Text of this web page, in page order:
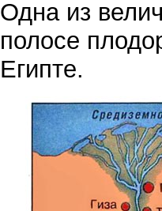
Одна из
полосе
Египте.